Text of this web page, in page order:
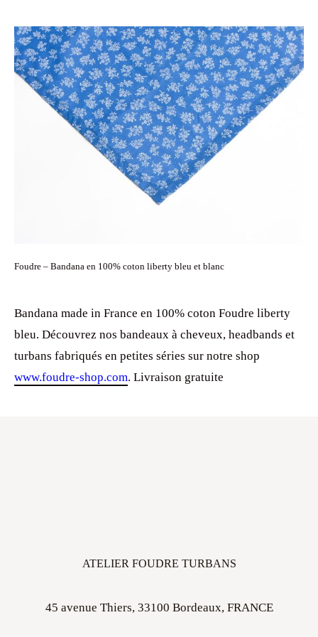
Foudre – Bandana en 100% coton liberty bleu et blanc
Bandana made in France en 100% coton Foudre liberty
bleu. Découvrez nos bandeaux à cheveux, headbands et
turbans fabriqués en petites séries sur notre shop
www.foudre-shop.com. Livraison gratuite
ATELIER FOUDRE TURBANS
45 avenue Thiers, 33100 Bordeaux, FRANCE